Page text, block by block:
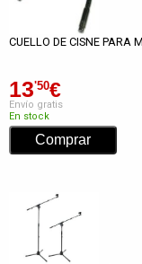
CUELLO DE CISNE PARA
13'50€
Envío gratis
En stock